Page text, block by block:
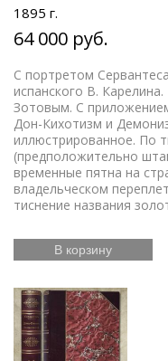
1895 г.
64 000 руб.
С портретом
испанского В.
Зотовым. С
Дон-Кихотизм и
иллюстрированное. По
(предположительно
временные пятна на
владельческом
тиснение названия
В корзину